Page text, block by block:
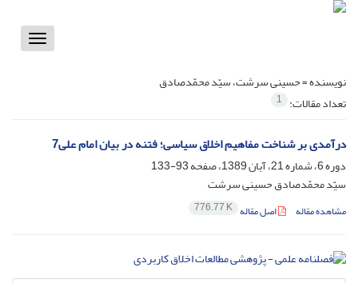
Toggle
نویسنده =حسینی سرشت، سیّد محمّدصادق
تعداد مقالات: 1
درآمدی بر شناخت مفاهیم اخلاق سیاسی؛ فتنه در بیان امام علی7
دوره 6، شماره 21، آبان 1389، صفحه
93-133
سیّد محمّدصادق حسینی سرشت
مشاهده مقاله اصل مقاله 776.77 K